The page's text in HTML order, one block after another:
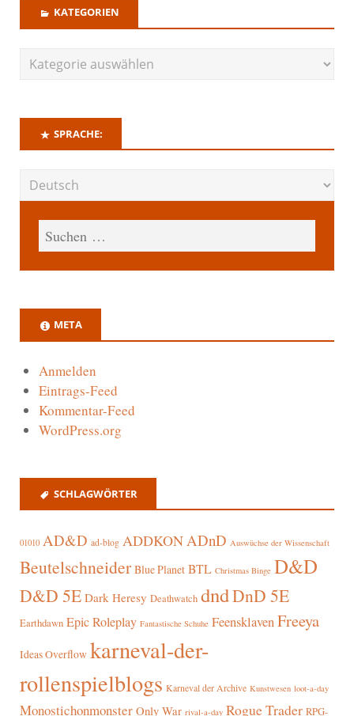
KATEGORIEN
SPRACHE:
META
Anmelden
Eintrags-Feed
Kommentar-Feed
WordPress.org
SCHLAGWÖRTER
01010 AD&D ad-blog ADDKONADnD Auswüchse der Wissenschaft
Beutelschneider Blue Planet BTL Christmas Binge D&D
D&D 5E Dark Heresy Deathwatch dndDnD 5E
Earthdawn Epic Roleplay Fantastische Schuhe FeensklavenFreeya
Ideas Overflow karneval-der-
rollenspielblogs Karneval der Archive Kunstwesen loot-a-day
Monostichonmonster Only War rival-a-day Rogue Trader RPG-